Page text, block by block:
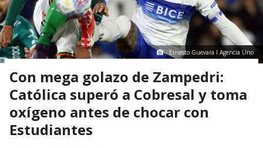
Ernesto Guevara I Agencia Uno
Con mega golazo de Zampedri:
Católica superó a Cobresal y toma
oxígeno antes de chocar con
Estudiantes